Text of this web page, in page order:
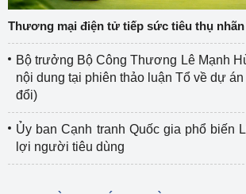
Thương mại điện tử tiếp sức tiêu thụ
Bộ trưởng Bộ Công Thương Lê Mạnh
nội dung tại phiên thảo luận Tổ về dự
đổi)
Ủy ban Cạnh tranh Quốc gia phổ biến
lợi người tiêu dùng